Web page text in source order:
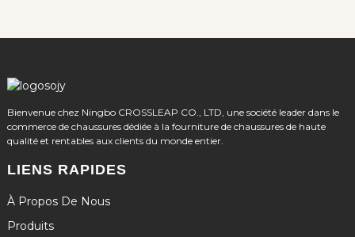
Bienvenue chez Ningbo CROSSLEAP CO., LTD, une société leader dans le
commerce de chaussures dédiée à la fourniture de chaussures de haute
qualité et rentables aux clients du monde entier.
LIENS RAPIDES
À Propos De Nous
Produits